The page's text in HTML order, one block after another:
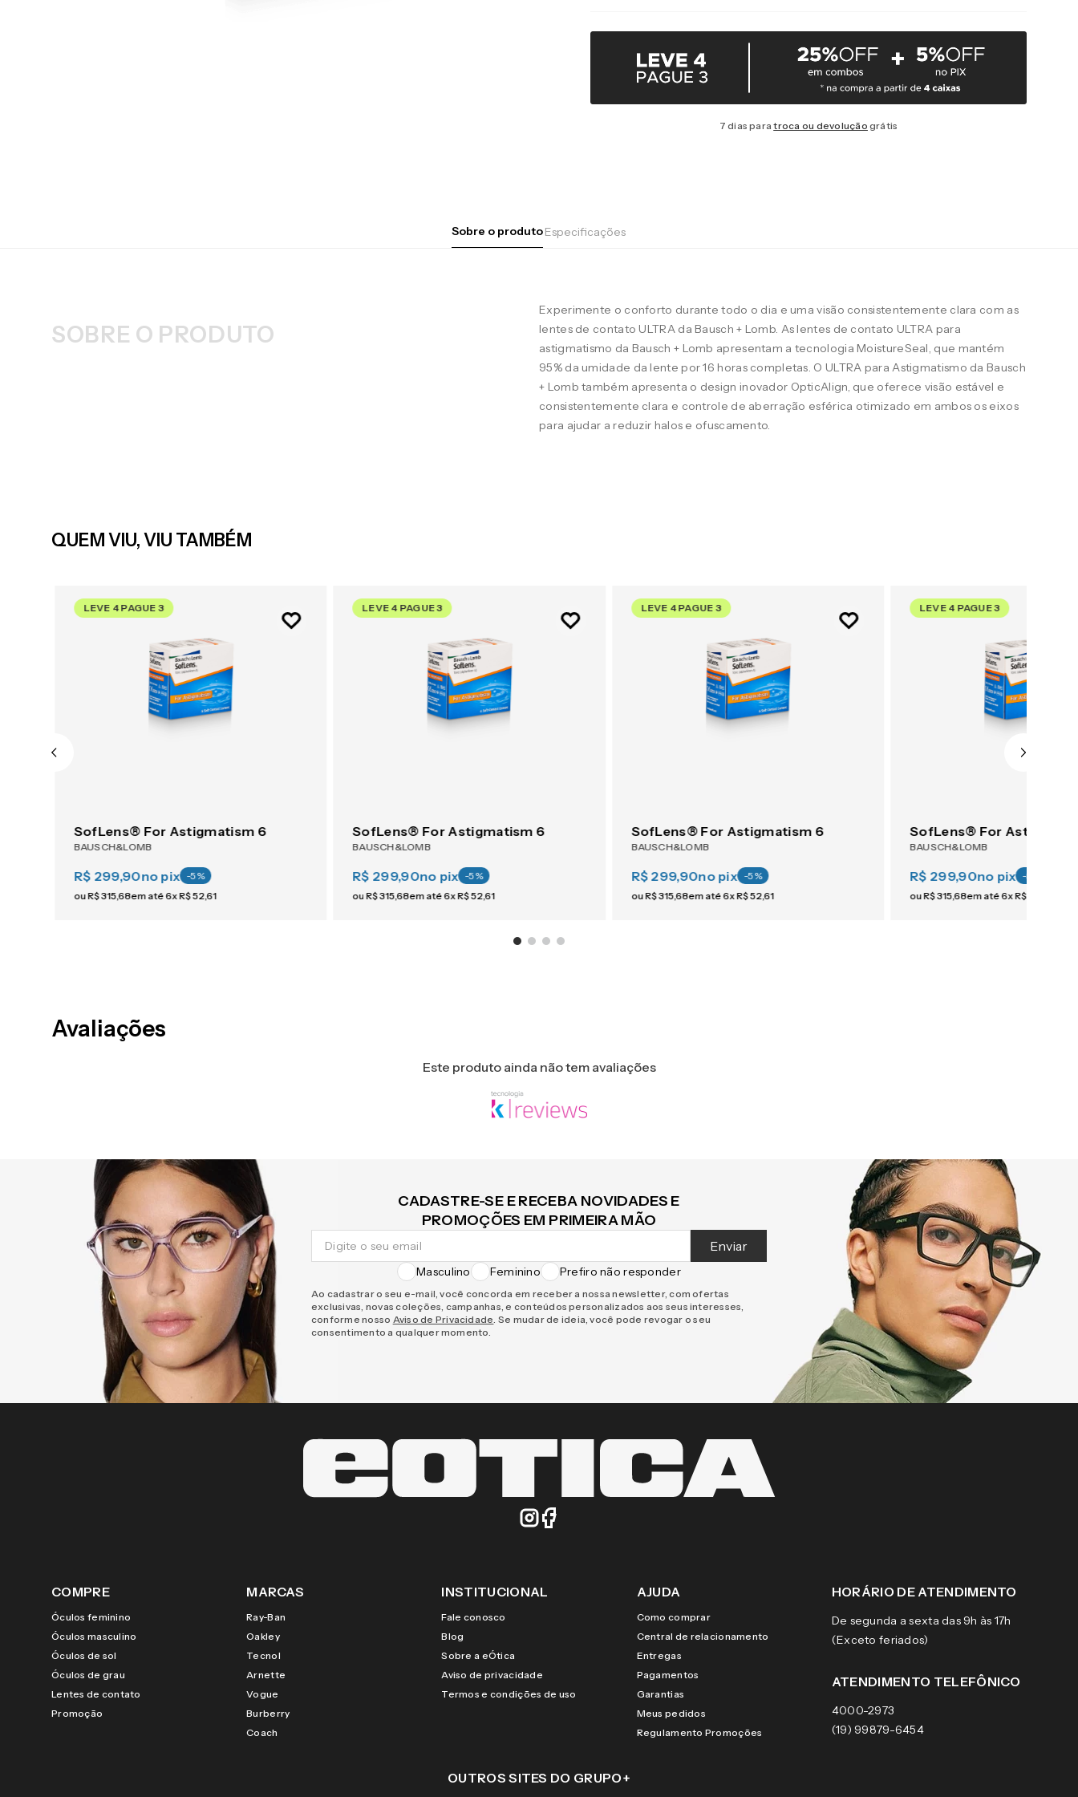
7 dias paratroca ou devolução grátis
Sobre o produtoEspecificações
SOBRE O PRODUTO
Experimente o conforto durante todo o dia e uma visão consistentemente clara com as
lentes de contato ULTRA da Bausch + Lomb. As lentes de contato ULTRA para
astigmatismo da Bausch + Lomb apresentam a tecnologia MoistureSeal, que mantém
95% da umidade da lente por 16 horas completas. O ULTRA para Astigmatismo da Bausch
+ Lomb também apresenta o design inovador OpticAlign, que oferece visão estável e
consistentemente clara e controle de aberração esférica otimizado em ambos os eixos
para ajudar a reduzir halos e ofuscamento.
QUEM VIU, VIU TAMBÉM
LEVE 4 PAGUE 3
SofLens® For Astigmatism 6
BAUSCH&LOMB
R$ 299,90no pix -5%
ouR$315,68em até6xR$52,61
LEVE 4 PAGUE 3
SofLens® For Astigmatism 6
BAUSCH&LOMB
R$ 299,90no pix -5%
ouR$315,68em até6xR$52,61
LEVE 4 PAGUE 3
SofLens® For Astigmatism 6
BAUSCH&LOMB
R$ 299,90no pix -5%
ouR$315,68em até6xR$52,61
LEVE 4 PAGUE 3
SofLens® For
BAUSCH&LOMB
R$ 299,90no pix -5
ouR$315,68em até6xR$
Avaliações
Este produto ainda não tem avaliações
CADASTRE-SE E RECEBA NOVIDADES E
PROMOÇÕES EM PRIMEIRA MÃO
Enviar
Masculino Feminino Prefiro não responder
Ao cadastrar o seu e-mail, você concorda em receber a nossa newsletter, com ofertas
exclusivas, novas coleções, campanhas, e conteúdos personalizados aos seus interesses,
conforme nosso Aviso de Privacidade. Se mudar de ideia, você pode revogar o seu
consentimento a qualquer momento.
COMPRE
Óculos feminino
Óculos masculino
Óculos de sol
Óculos de grau
Lentes de contato
Promoção
MARCAS
Ray-Ban
Oakley
Tecnol
Arnette
Vogue
Burberry
Coach
INSTITUCIONAL
Fale conosco
Blog
Sobre a eÓtica
Aviso de privacidade
Termos e condições de uso
AJUDA
Como comprar
Central de relacionamento
Entregas
Pagamentos
Garantias
Meus pedidos
Regulamento Promoções
HORÁRIO DE ATENDIMENTO
De segunda a sexta das 9h às 17h
(Exceto feriados)
ATENDIMENTO TELEFÔNICO
4000-2973
(19) 99879-6454
OUTROS SITES DO GRUPO+